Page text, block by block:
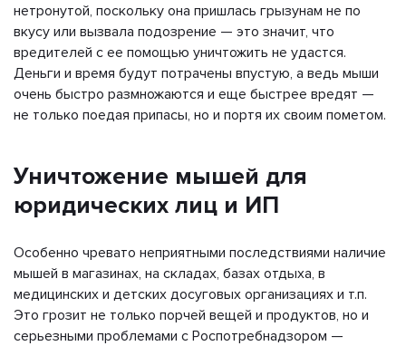
нетронутой, поскольку она пришлась грызунам не по
вкусу или вызвала подозрение — это значит, что
вредителей с ее помощью уничтожить не удастся.
Деньги и время будут потрачены впустую, а ведь мыши
очень быстро размножаются и еще быстрее вредят —
не только поедая припасы, но и портя их своим пометом.
Уничтожение мышей для
юридических лиц и ИП
Особенно чревато неприятными последствиями наличие
мышей в магазинах, на складах, базах отдыха, в
медицинских и детских досуговых организациях и т.п.
Это грозит не только порчей вещей и продуктов, но и
серьезными проблемами с Роспотребнадзором —